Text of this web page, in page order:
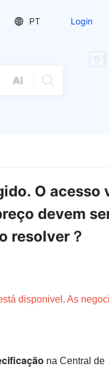
PT Login
O acesso
devem
resolver？
disponivel. As
na Central de